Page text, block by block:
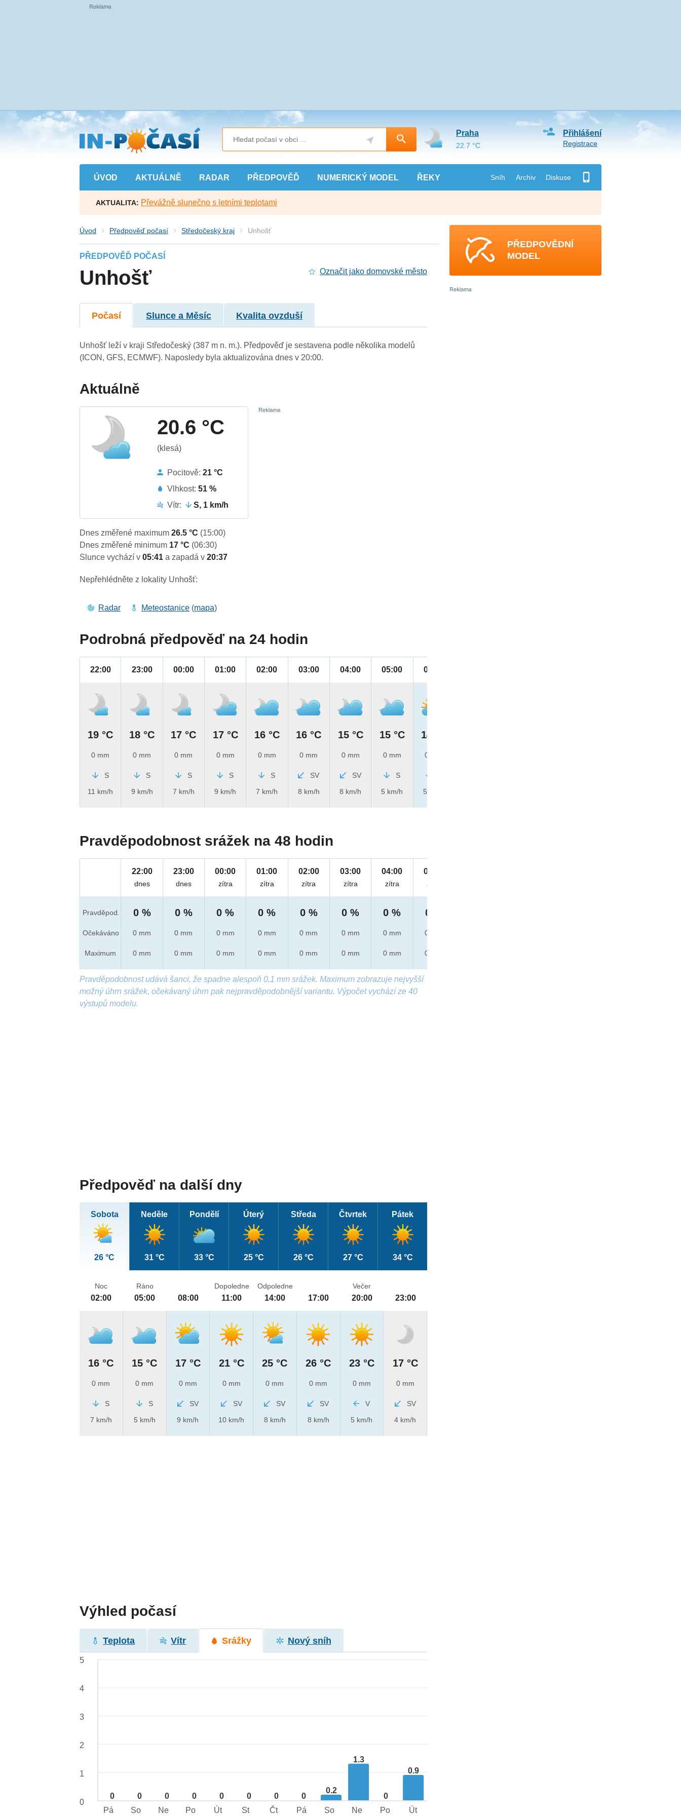
Přejít
na
hlavní
obsah
ÚVOD AKTUÁLNĚ RADAR PŘEDPOVĚĎ NUMERICKÝ MODEL ŘEKY Sníh Archiv Diskuse
Přihlášení
Registrace
Praha
22.7 °C
AKTUALITA: Převážně slunečno s letními teplotami
Úvod Předpověď počasí Středočeský kraj Unhošť
PŘEDPOVĚĎ POČASÍ
Unhošť Označit jako domovské město
Počasí Slunce a Měsíc Kvalita ovzduší
Unhošť leží v kraji Středočeský (387 m n. m.). Předpověď je sestavena podle několika modelů
(ICON, GFS, ECMWF). Naposledy byla aktualizována dnes v 20:00.
Aktuálně
20.6 °C
(klesá)
Pocitově:21 °C
Vlhkost:51 %
Vítr:
S, 1 km/h
Dnes změřené maximum26.5 °C (15:00)
Dnes změřené minimum 17 °C (06:30)
Slunce vychází v05:41a zapadá v20:37
Nepřehlédněte z lokality Unhošť:
Radar Meteostanice (mapa)
Podrobná předpověď na 24 hodin
22:00
19 °C
0 mm
S
11 km/h
23:00
18 °C
0 mm
S
9 km/h
00:00
17 °C
0 mm
S
7 km/h
01:00
17 °C
0 mm
S
9 km/h
02:00
16 °C
0 mm
S
7 km/h
03:00
16 °C
0 mm
SV
8 km/h
04:00
15 °C
0 mm
SV
8 km/h
05:00
15 °C
0 mm
S
5 km/h
06:00
14 °C
0 mm
5 km/h
Pravděpodobnost srážek na 48 hodin
Pravděpod.
Očekáváno
Maximum
22:00
dnes
0 %
0 mm
0 mm
23:00
dnes
0 %
0 mm
0 mm
00:00
zítra
0 %
0 mm
0 mm
01:00
zítra
0 %
0 mm
0 mm
02:00
zítra
0 %
0 mm
0 mm
03:00
zítra
0 %
0 mm
0 mm
04:00
zítra
0 %
0 mm
0 mm
05:00
zítra
0 %
0 mm
0 mm
Pravděpodobnost udává šanci, že spadne alespoň 0,1 mm srážek. Maximum zobrazuje nejvyšší
možný úhrn srážek, očekávaný úhrn pak nejpravděpodobnější variantu. Výpočet vychází ze 40
výstupů modelu.
Předpověď na další dny
Sobota
26 °C
Neděle
31 °C
Pondělí
33 °C
Úterý
25 °C
Středa
26 °C
Čtvrtek
27 °C
Pátek
34 °C
Noc
02:00
16 °C
0 mm
S
7 km/h
Ráno
05:00
15 °C
0 mm
S
5 km/h
08:00
17 °C
0 mm
SV
9 km/h
Dopoledne
11:00
21 °C
0 mm
SV
10 km/h
Odpoledne
14:00
25 °C
0 mm
SV
8 km/h
17:00
26 °C
0 mm
SV
8 km/h
Večer
20:00
23 °C
0 mm
V
5 km/h
23:00
17 °C
0 mm
SV
4 km/h
Výhled počasí
Teplota Vítr Srážky Nový sníh
0 0 0 0 0 0 0 0
0.2
1.3
0
0.9
5
4
3
2
1
0
Pá
So Ne Po Út St Čt Pá So Ne Po Út
PŘEDPOVĚDNÍ
MODEL